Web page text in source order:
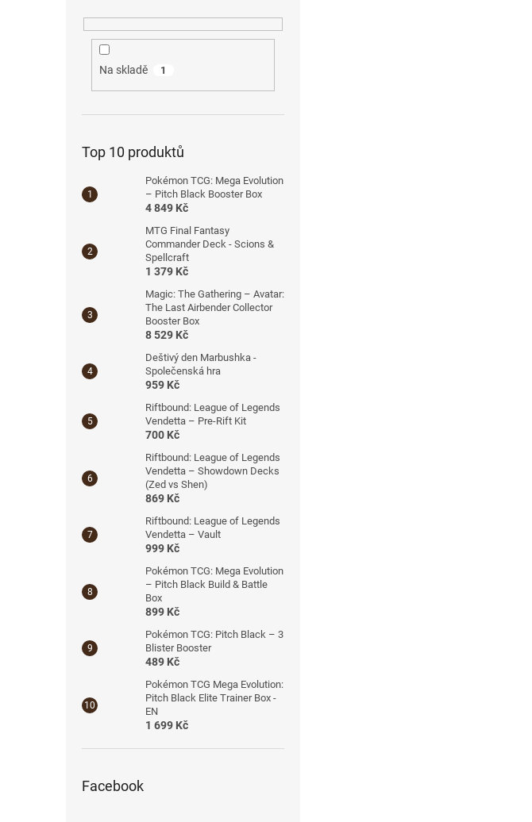
Na skladě 1
Top 10 produktů
Pokémon TCG: Mega Evolution
– Pitch Black Booster Box
4 849 Kč
MTG Final Fantasy
Commander Deck - Scions &
Spellcraft
1 379 Kč
Magic: The Gathering – Avatar:
The Last Airbender Collector
Booster Box
8 529 Kč
Deštivý den Marbushka -
Společenská hra
959 Kč
Riftbound: League of Legends
Vendetta – Pre-Rift Kit
700 Kč
Riftbound: League of Legends
Vendetta – Showdown Decks
(Zed vs Shen)
869 Kč
Riftbound: League of Legends
Vendetta – Vault
999 Kč
Pokémon TCG: Mega Evolution
– Pitch Black Build & Battle
Box
899 Kč
Pokémon TCG: Pitch Black – 3
Blister Booster
489 Kč
Pokémon TCG Mega Evolution:
Pitch Black Elite Trainer Box -
EN
1 699 Kč
Facebook